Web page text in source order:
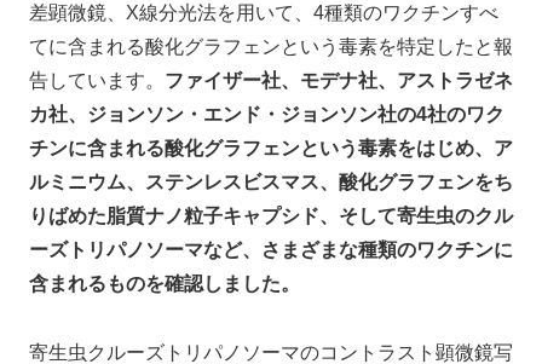
差顕微鏡、X線分光法を用いて、4種類のワクチンすべ
てに含まれる酸化グラフェンという毒素を特定したと報
告しています。 ファイザー社、モデナ社、アストラゼネ
カ社、ジョンソン・エンド・ジョンソン社の4社のワク
チンに含まれる酸化グラフェンという毒素をはじめ、ア
ルミニウム、ステンレスビスマス、酸化グラフェンをち
りばめた脂質ナノ粒子キャプシド、そして寄生虫のクル
ーズトリパノソーマなど、さまざまな種類のワクチンに
含まれるものを確認しました。
寄生虫クルーズトリパノソーマのコントラスト顕微鏡写